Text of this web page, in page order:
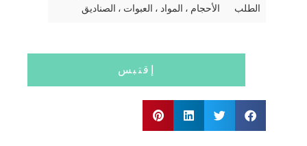
الطلب
الأحجام ، المواد ، العبوات ، الصناديق
إقتبس